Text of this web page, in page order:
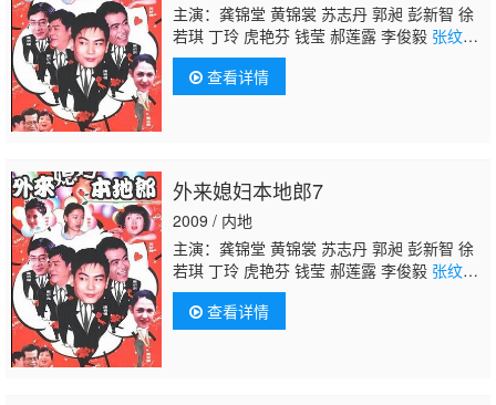
主演：龚锦堂 黄锦裳 苏志丹 郭昶 彭新智 徐
若琪 丁玲 虎艳芬 钱莹 郝莲露 李俊毅 张纹
博何文茵 王辰 谢恩 毛琳 林星云 卢海潮 卢秋
萍 马小倩 陈坚雄 黄俊英 舒力生 吴苏妹 张和
平 邝祖乐 刘涛 周小镔 黄慧颐 潘结
查看详情
外来媳妇本地郎7
2009 / 内地
主演：龚锦堂 黄锦裳 苏志丹 郭昶 彭新智 徐
若琪 丁玲 虎艳芬 钱莹 郝莲露 李俊毅 张纹
博何文茵 王辰 谢恩 毛琳 林星云 卢海潮 卢秋
萍 马小倩 陈坚雄 黄俊英 舒力生 吴苏妹 张和
平 邝祖乐 刘涛 周小镔 黄慧颐 潘结
查看详情